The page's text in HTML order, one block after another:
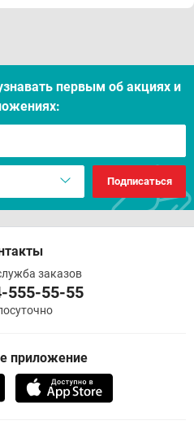
первым об акцияx и
Подписаться
заказов
555-55-55
приложение